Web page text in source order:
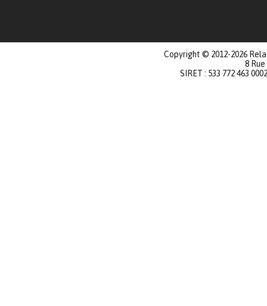
Copyright © 2012-2026
8
SIRET : 533 772 463